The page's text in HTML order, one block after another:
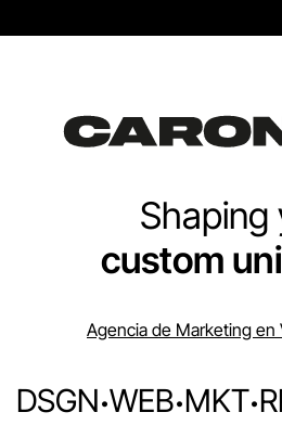
Shaping
custom
Agencia de Marketing en
DSGN·WEB·MKT·